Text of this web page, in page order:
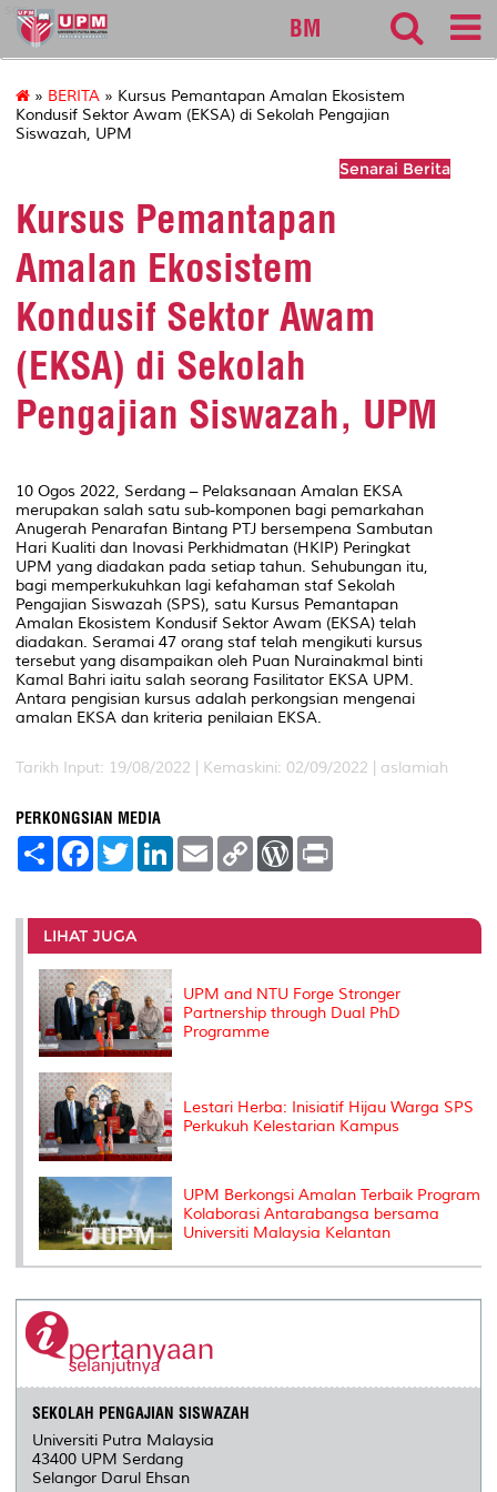
sgs
BM
» BERITA » Kursus Pemantapan Amalan Ekosistem
Kondusif Sektor Awam (EKSA) di Sekolah Pengajian
Siswazah, UPM
Senarai Berita
Kursus Pemantapan
Amalan Ekosistem
Kondusif Sektor Awam
(EKSA) di Sekolah
Pengajian Siswazah, UPM
10 Ogos 2022, Serdang – Pelaksanaan Amalan EKSA
merupakan salah satu sub-komponen bagi pemarkahan
Anugerah Penarafan Bintang PTJ bersempena Sambutan
Hari Kualiti dan Inovasi Perkhidmatan (HKIP) Peringkat
UPM yang diadakan pada setiap tahun. Sehubungan itu,
bagi memperkukuhkan lagi kefahaman staf Sekolah
Pengajian Siswazah (SPS), satu Kursus Pemantapan
Amalan Ekosistem Kondusif Sektor Awam (EKSA) telah
diadakan. Seramai 47 orang staf telah mengikuti kursus
tersebut yang disampaikan oleh Puan Nurainakmal binti
Kamal Bahri iaitu salah seorang Fasilitator EKSA UPM.
Antara pengisian kursus adalah perkongsian mengenai
amalan EKSA dan kriteria penilaian EKSA.
Tarikh Input: 19/08/2022 | Kemaskini: 02/09/2022 | aslamiah
PERKONGSIAN MEDIA
S
e
F
a
b
o
o
k
T
w
t
e
r
L
e
I
E
m
l
C
L
n
W
P
e
s
t
LIHAT JUGA
UPM and NTU Forge Stronger
Partnership through Dual PhD
Programme
Lestari Herba: Inisiatif Hijau Warga SPS
Perkukuh Kelestarian Kampus
UPM Berkongsi Amalan Terbaik Program
Kolaborasi Antarabangsa bersama
Universiti Malaysia Kelantan
SEKOLAH PENGAJIAN SISWAZAH
Universiti Putra Malaysia
43400 UPM Serdang
Selangor Darul Ehsan